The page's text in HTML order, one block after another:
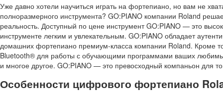
Уже давно хотели научиться играть на фортепиано, но вам не
полноразмерного инструмента? GO:PIANO компании Roland
реальность. Доступный по цене инструмент GO:PIANO — это
инструменте легким и увлекательным. GO:PIANO обладает
домашних фортепиано премиум-класса компании Roland. Кроме
Bluetooth® для работы с обучающими программами ваших
и многое другое. GO:PIANO — это превосходный компаньон для
Особенности цифрового фортепиано